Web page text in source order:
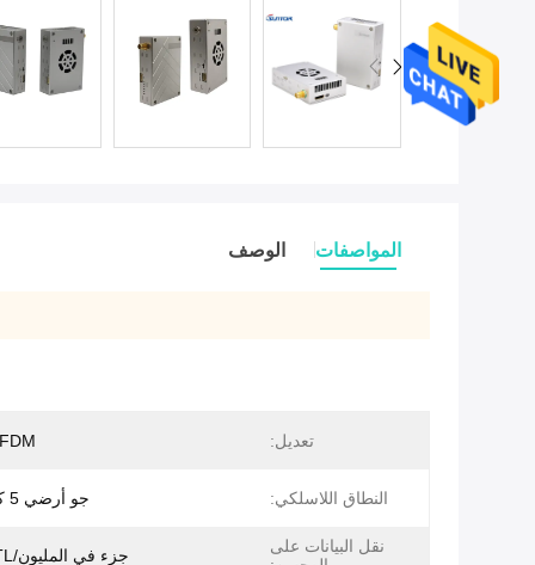
المواصفات الوصف
تعديل:
النطاق اللاسلكي: جو أرضي 5 كيلومترات
نقل البيانات على
جزء في المليون/SBUS/TTL